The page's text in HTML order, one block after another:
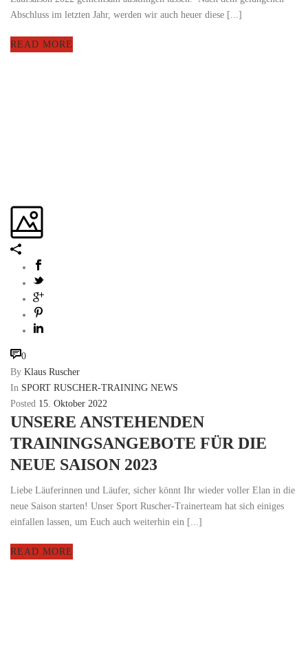
Abschluss im letzten Jahr, werden wir auch heuer diese [...]
READ MORE
0
By Klaus Ruscher
In SPORT RUSCHER-TRAINING NEWS
Posted 15. Oktober 2022
UNSERE ANSTEHENDEN
TRAININGSANGEBOTE FÜR DIE
NEUE SAISON 2023
Liebe Läuferinnen und Läufer, sicher könnt Ihr wieder voller Elan in die
neue Saison starten! Unser Sport Ruscher-Trainerteam hat sich einiges
einfallen lassen, um Euch auch weiterhin ein [...]
READ MORE